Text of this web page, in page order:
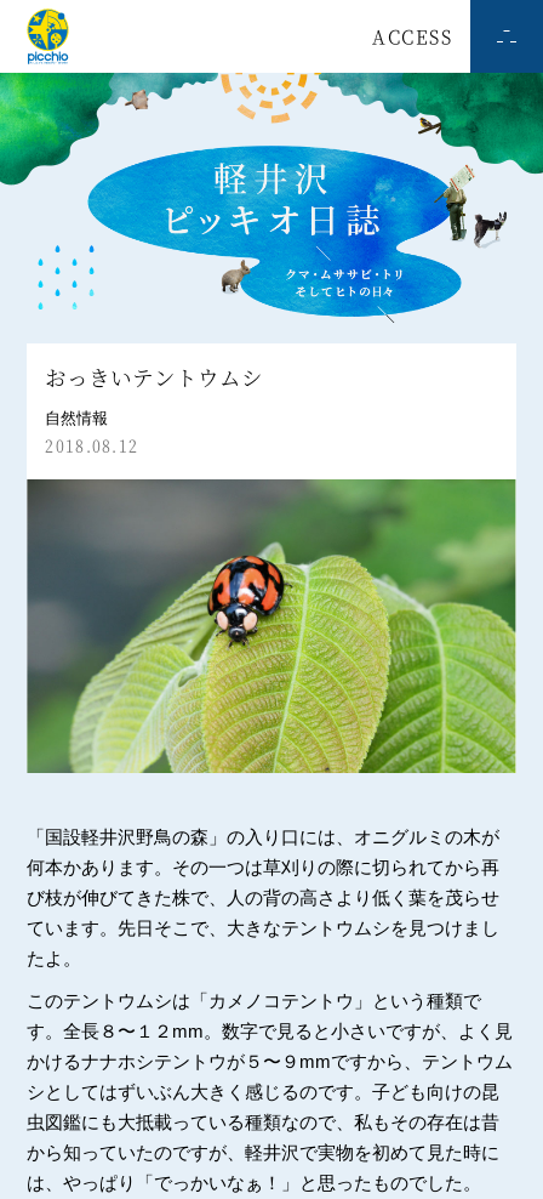
ACCESS
おっきいテントウムシ
自然情報
2018.08.12
「国設軽井沢野鳥の森」の入り口には、オニグルミの木が
何本かあります。その一つは草刈りの際に切られてから再
び枝が伸びてきた株で、人の背の高さより低く葉を茂らせ
ています。先日そこで、大きなテントウムシを見つけまし
たよ。
このテントウムシは「カメノコテントウ」という種類で
す。全長８〜１２mm。数字で見ると小さいですが、よく見
かけるナナホシテントウが５〜９mmですから、テントウム
シとしてはずいぶん大きく感じるのです。子ども向けの昆
虫図鑑にも大抵載っている種類なので、私もその存在は昔
から知っていたのですが、軽井沢で実物を初めて見た時に
は、やっぱり「でっかいなぁ！」と思ったものでした。